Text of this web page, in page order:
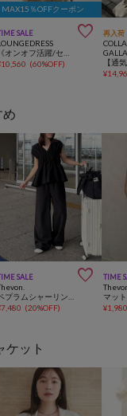
MAX15％OFFクーポン
SALE 
10,560 (60%OFF)
再入荷
¥
め
SALE 
7,480 (20%OFF)
TIME
¥
ケット